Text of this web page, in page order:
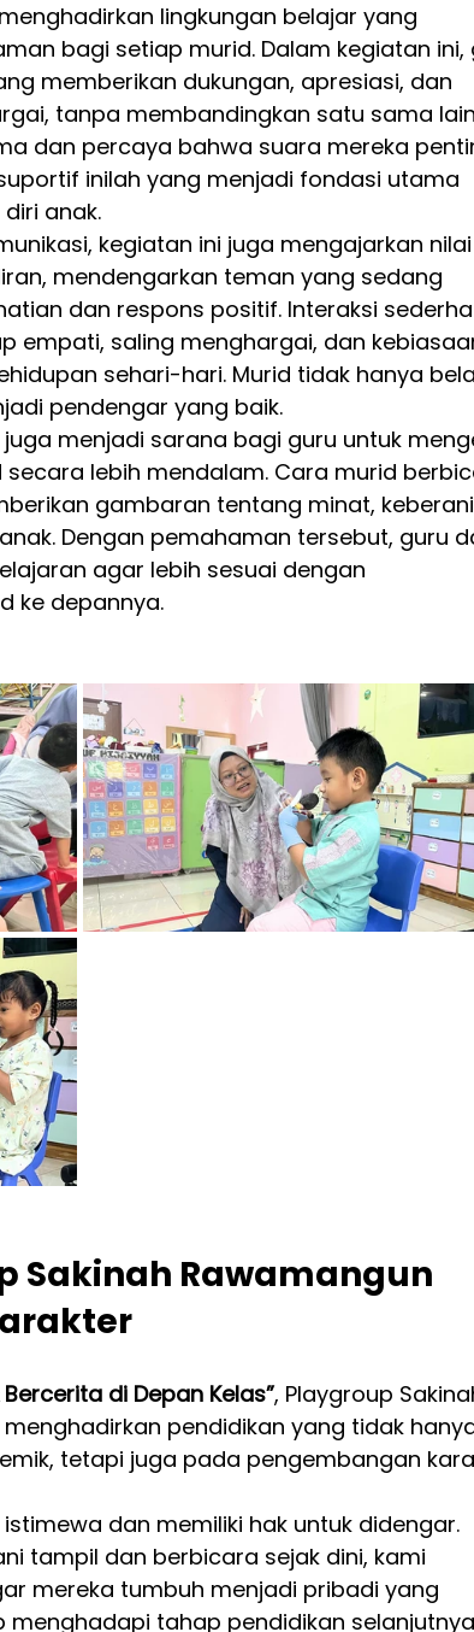
lingkungan belajar yang
bagi setiap murid. Dalam kegiatan
memberikan dukungan, apresiasi, dan
tanpa membandingkan satu sama
dan percaya bahwa suara mereka
inilah yang menjadi fondasi utama
anak.
kegiatan ini juga mengajarkan
mendengarkan teman yang sedang
dan respons positif. Interaksi
empati, saling menghargai, dan
sehari-hari. Murid tidak hanya
pendengar yang baik.
menjadi sarana bagi guru untuk
lebih mendalam. Cara murid
gambaran tentang minat,
Dengan pemahaman tersebut, guru
agar lebih sesuai dengan
ke depannya.
Sakinah Rawamangun
di Depan Kelas”, Playgroup
pendidikan yang tidak
tetapi juga pada pengembangan
dan memiliki hak untuk didengar.
tampil dan berbicara sejak dini, kami
mereka tumbuh menjadi pribadi yang
menghadapi tahap pendidikan